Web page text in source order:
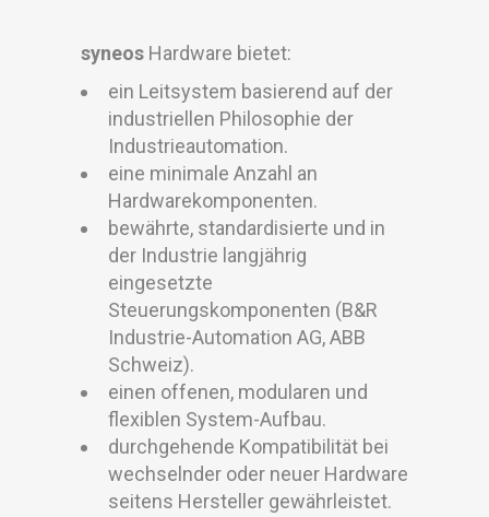
syneos Hardware bietet:
ein Leitsystem basierend auf der
industriellen Philosophie der
Industrieautomation.
eine minimale Anzahl an
Hardwarekomponenten.
bewährte, standardisierte und in
der Industrie langjährig
eingesetzte
Steuerungskomponenten (B&R
Industrie-Automation AG, ABB
Schweiz).
einen offenen, modularen und
flexiblen System-Aufbau.
durchgehende Kompatibilität bei
wechselnder oder neuer Hardware
seitens Hersteller gewährleistet.